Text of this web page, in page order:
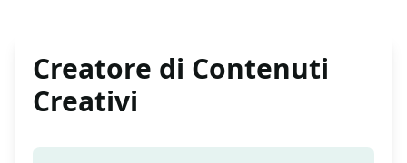
Creatore di Contenuti
Creativi